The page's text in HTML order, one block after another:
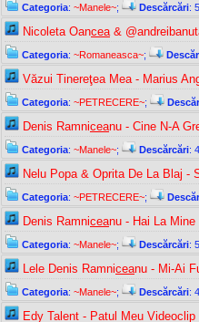
Categoria: ~Manele~; Descărcări:
Nicoleta Oancea &
Categoria: ~Romaneasca~;
Văzui Tinereţea Mea - Marius
Categoria: ~PETRECERE~;
Denis Ramniceanu - Cine N-A
Categoria: ~Manele~; Descărcări:
Nelu Popa & Oprita De La Blaj -
Categoria: ~PETRECERE~;
Denis Ramniceanu - Hai La
Categoria: ~Manele~; Descărcări:
Lele Denis Ramniceanu - Mi-Ai
Categoria: ~Manele~; Descărcări:
Edy Talent - Patul Meu